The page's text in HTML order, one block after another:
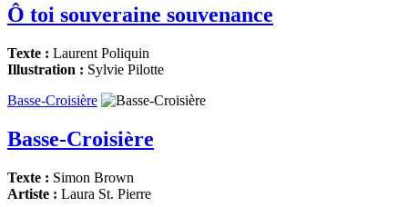
Ô toi souveraine souvenance
Texte : Laurent Poliquin
Illustration : Sylvie Pilotte
Basse-Croisière
Basse-Croisière
Texte : Simon Brown
Artiste : Laura St. Pierre